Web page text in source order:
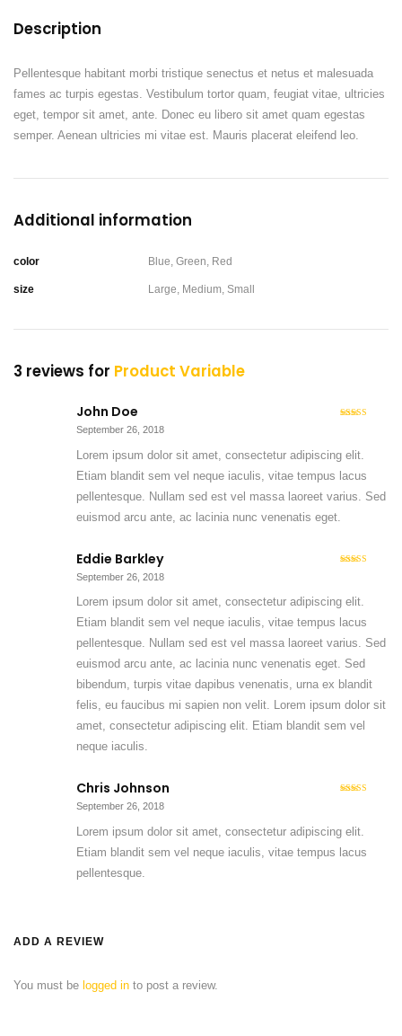
Description
Pellentesque habitant morbi tristique senectus et netus et malesuada
fames ac turpis egestas. Vestibulum tortor quam, feugiat vitae, ultricies
eget, tempor sit amet, ante. Donec eu libero sit amet quam egestas
semper. Aenean ultricies mi vitae est. Mauris placerat eleifend leo.
Additional information
color Blue, Green, Red
size Large, Medium, Small
3 reviews for Product Variable
John Doe
September 26, 2018
Lorem ipsum dolor sit amet, consectetur adipiscing elit.
Etiam blandit sem vel neque iaculis, vitae tempus lacus
pellentesque. Nullam sed est vel massa laoreet varius. Sed
euismod arcu ante, ac lacinia nunc venenatis eget.
Eddie Barkley
September 26, 2018
Lorem ipsum dolor sit amet, consectetur adipiscing elit.
Etiam blandit sem vel neque iaculis, vitae tempus lacus
pellentesque. Nullam sed est vel massa laoreet varius. Sed
euismod arcu ante, ac lacinia nunc venenatis eget. Sed
bibendum, turpis vitae dapibus venenatis, urna ex blandit
felis, eu faucibus mi sapien non velit. Lorem ipsum dolor sit
amet, consectetur adipiscing elit. Etiam blandit sem vel
neque iaculis.
Chris Johnson
September 26, 2018
Lorem ipsum dolor sit amet, consectetur adipiscing elit.
Etiam blandit sem vel neque iaculis, vitae tempus lacus
pellentesque.
ADD A REVIEW
You must be logged in to post a review.